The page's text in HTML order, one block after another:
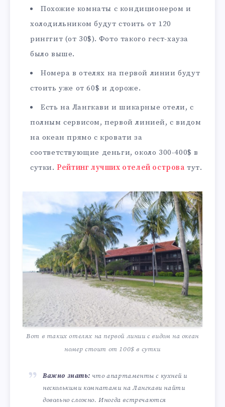
Похожие комнаты с кондиционером и
холодильником будут стоить от 120
ринггит (от 30$). Фото такого гест-хауза
было выше.
Номера в отелях на первой линии будут
стоить уже от 60$ и дороже.
Есть на Лангкави и шикарные отели, с
полным сервисом, первой линией, с видом
на океан прямо с кровати за
соответствующие деньги, около 300-400$ в
сутки.Рейтинг лучших отелей острова тут.
Вот в таких отелях на первой линии с видом на океан
номер стоит от 100$ в сутки
Важно знать: что апартаменты с кухней и
несколькими комнатами на Лангкави найти
довольно сложно. Иногда встречаются